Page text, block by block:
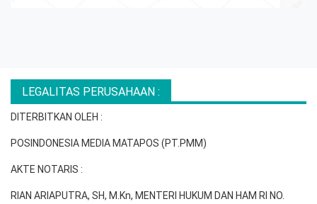
LEGALITAS PERUSAHAAN :
DITERBITKAN OLEH :
POSINDONESIA MEDIA MATAPOS (PT.PMM)
AKTE NOTARIS :
RIAN ARIAPUTRA, SH, M.Kn, MENTERI HUKUM DAN HAM RI NO.